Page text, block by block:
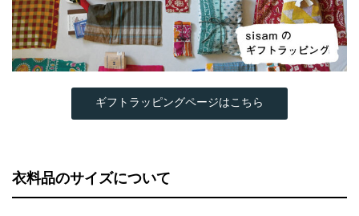
ギフトラッピングページはこちら
衣料品のサイズについて